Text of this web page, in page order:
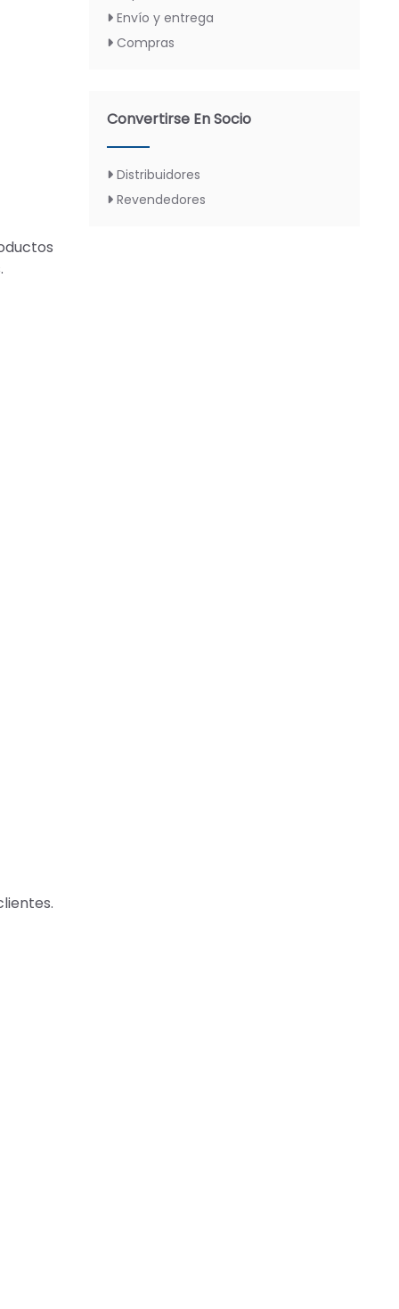
Envío y entrega
Compras
Convertirse En Socio
Distribuidores
Revendedores